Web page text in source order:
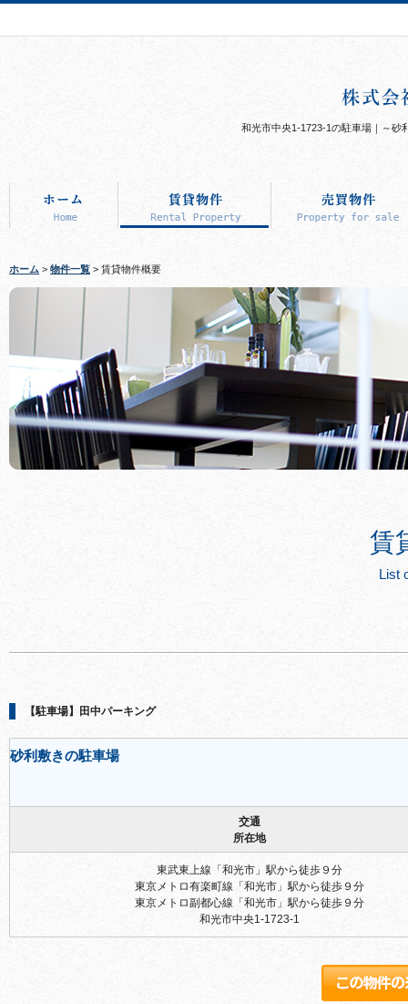
和光市中央1-1723-1の駐車場｜～砂
ホーム > 物件一覧 > 賃貸物件概要
賃
List
【駐車場】田中パーキング
砂利敷きの駐車場
交通
所在地
東武東上線「和光市」駅から徒歩９分
東京メトロ有楽町線「和光市」駅から徒歩９分
東京メトロ副都心線「和光市」駅から徒歩９分
和光市中央1-1723-1